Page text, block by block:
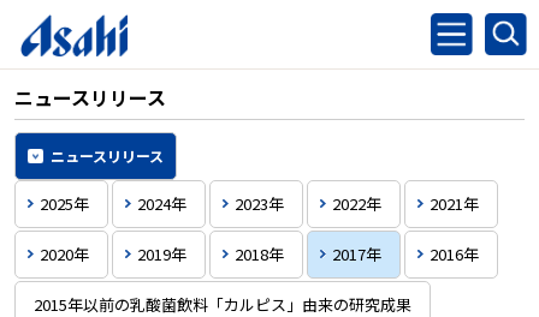
ニュースリリース
ニュースリリース
2025年 2024年 2023年 2022年 2021年
2020年 2019年 2018年 2017年 2016年
2015年以前の乳酸菌飲料「カルピス」由来の研究成果